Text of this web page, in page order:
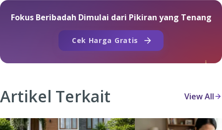
Fokus Beribadah Dimulai dari Pikiran yang Tenang
Cek Harga Gratis
Artikel Terkait View All